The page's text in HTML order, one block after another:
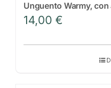
Unguento Warmy, con
14,00€